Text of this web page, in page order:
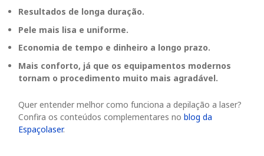
Resultados de longa duração.
Pele mais lisa e uniforme.
Economia de tempo e dinheiro a longo prazo.
Mais conforto, já que os equipamentos modernos
tornam o procedimento muito mais agradável.
Quer entender melhor como funciona a depilação a laser?
Confira os conteúdos complementares no blog da
Espaçolaser.